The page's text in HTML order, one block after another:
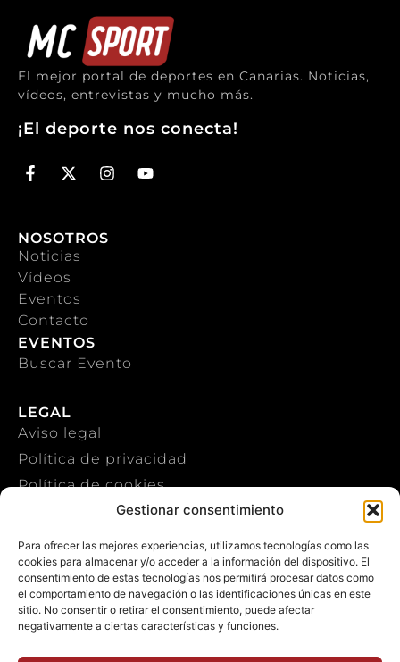
Gestionar consentimiento
Para ofrecer las mejores experiencias, utilizamos tecnologías como las
cookies para almacenar y/o acceder a la información del dispositivo. El
consentimiento de estas tecnologías nos permitirá procesar datos como
el comportamiento de navegación o las identificaciones únicas en este
sitio. No consentir o retirar el consentimiento, puede afectar
negativamente a ciertas características y funciones.
El mejor portal de deportes en Canarias. Noticias,
vídeos, entrevistas y mucho más.
¡El deporte nos conecta!
NOSOTROS
Noticias
Vídeos
Eventos
Contacto
EVENTOS
Buscar Evento
LEGAL
Aviso legal
Política de privacidad
Política de cookies
+34 922 303 191
+34 651 786 532
info@macaronesiasport.com
Trabaja con nosotros